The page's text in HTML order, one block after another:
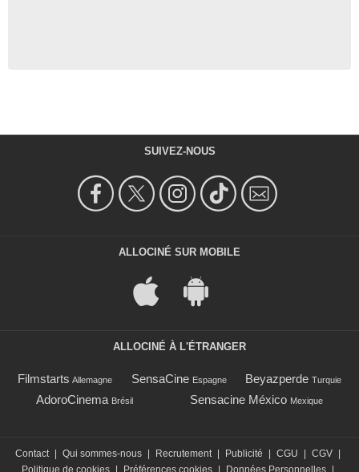
SUIVEZ-NOUS
ALLOCINÉ SUR MOBILE
ALLOCINÉ À L'ÉTRANGER
Filmstarts Allemagne SensaCine Espagne Beyazperde Turquie
AdoroCinema Brésil Sensacine México Mexique
Contact Qui sommes-nous Recrutement Publicité CGU CGV